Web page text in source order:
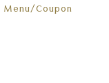
Menu/Coupon